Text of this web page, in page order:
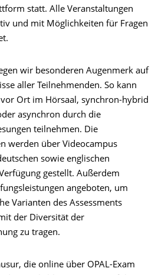
statt. Alle Veranstaltungen
und mit Möglichkeiten für Fragen
wir besonderen Augenmerk auf
aller Teilnehmenden. So kann
Ort im Hörsaal, synchron-hybrid
asynchron durch die
teilnehmen. Die
werden über Videocampus
sowie englischen
gestellt. Außerdem
angeboten, um
Varianten des Assessments
der Diversität der
zu tragen.
die online über OPAL-Exam